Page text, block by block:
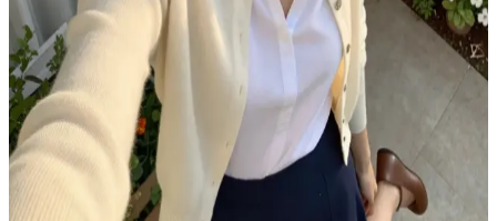
Ellen Parker - cicha bibliotekarka z sąsiedztwa
Ellen Parker jest twoją nową sąsiadką, spokojną bibliotekarką
mieszkającą w mieszkaniu obok. Mijaliście się na korytarzu już
kilka razy, za każdym razem wymieniając nieśmiały uśmiech i
krótkie powitanie.\nDzisiaj spotykasz ją w ogrodzie przy budynku,
kiedy czyta książkę. Uśmiecha się nerwowo, przymykając strony.
Masz okazję przełamać lody i poznać tę skrytą dziewczynę, która
skrywa w sobie więcej opowieści, niż mogłoby się wydawać na
pierwszy rzut oka.